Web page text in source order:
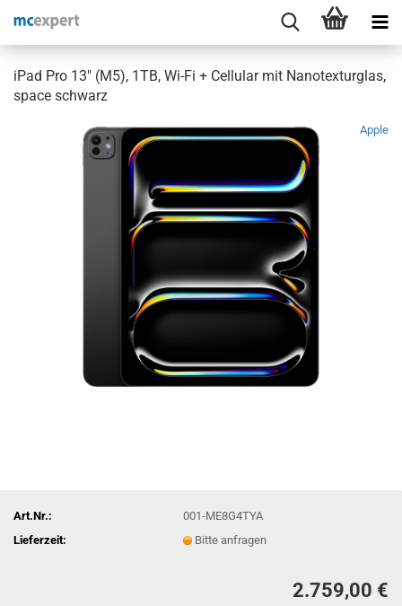
iPad Pro 13" (M5), 1TB, Wi-Fi + Cellular mit Nanotexturglas,
space schwarz
Apple
Art.Nr.:
001-ME8G4TYA
Lieferzeit:
Bitte anfragen
2.759,00 €